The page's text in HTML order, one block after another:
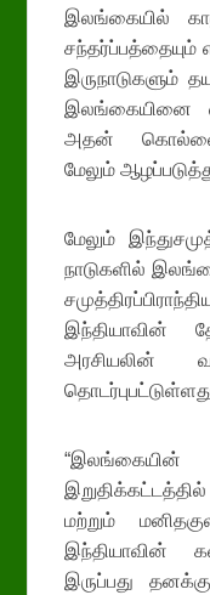
இலங்கையில்
சந்தர்ப்பத்தையும்
இருநாடுகளும்
இலங்கையினை
அதன்
மேலும்
மேலும்
நாடுகளில்
இந்தியாவின்
அரசியலின்
மற்றும்
இந்தியாவின்
இருப்பது